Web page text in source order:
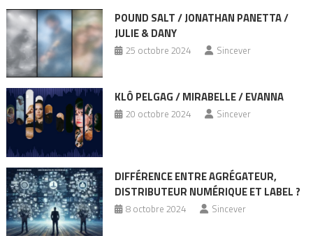
POUND SALT / JONATHAN PANETTA /
JULIE & DANY
25 octobre 2024 Sincever
KLÔ PELGAG / MIRABELLE / EVANNA
20 octobre 2024 Sincever
DIFFÉRENCE ENTRE AGRÉGATEUR,
DISTRIBUTEUR NUMÉRIQUE ET LABEL ?
8 octobre 2024 Sincever